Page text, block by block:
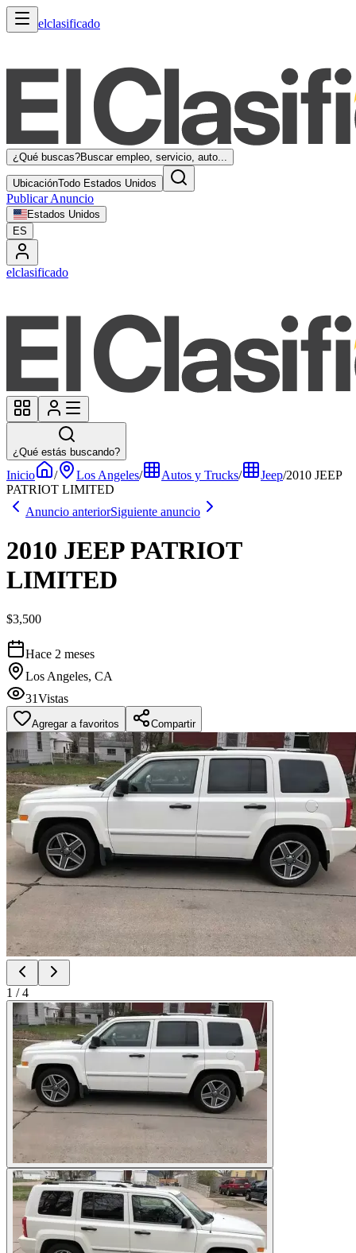
elclasificado
¿Qué buscas?Buscar empleo, servicio, auto...
UbicaciónTodo Estados Unidos
Publicar Anuncio
Estados Unidos
ES
elclasificado
¿Qué estás buscando?
Inicio / Los Angeles/ Autos y Trucks/ Jeep/2010 JEEP
PATRIOT LIMITED
Anuncio anteriorSiguiente anuncio
2010 JEEP PATRIOT
LIMITED
$3,500
Hace 2 meses
Los Angeles, CA
31Vistas
Agregar a favoritos Compartir
1 /4